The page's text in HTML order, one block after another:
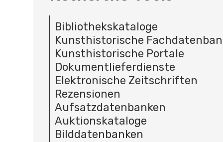
Bibliothekskataloge
Kunsthistorische
Kunsthistorische Portale
Dokumentlieferdienste
Elektronische Zeitschriften
Rezensionen
Aufsatzdatenbanken
Auktionskataloge
Bilddatenbanken